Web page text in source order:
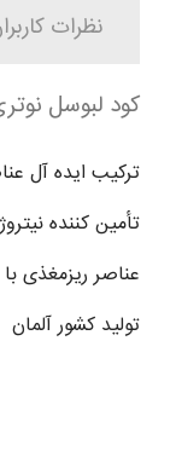
نظرات
کود لبوسل نوتری
ترکیب ایده آل
تأمین کننده
عناصر ریزمغذی
تولید کشور آلمان